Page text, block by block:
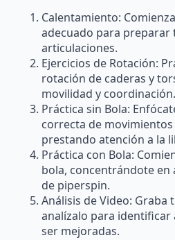
Calentamiento:
adecuado para preparar
articulaciones.
Ejercicios de Rotación:
rotación de caderas y
movilidad y coordinación.
Práctica sin Bola:
correcta de
prestando atención a la
Práctica con Bola:
bola, concentrándote en
de piperspin.
Análisis de Video: Graba
analízalo para identificar
ser mejoradas.